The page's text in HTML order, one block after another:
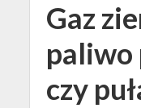
Gaz
paliwo
czy